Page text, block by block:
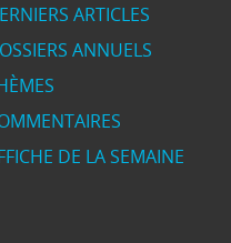
ARTICLES
ANNUELS
DE LA SEMAINE